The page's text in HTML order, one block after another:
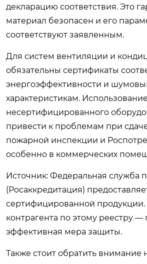
декларацию соответствия. Это
материал безопасен и его
соответствуют заявленным.
Для систем вентиляции и
обязательны сертификаты
энергоэффективности и
характеристикам. Использование
несертифицированного
привести к проблемам при
пожарной инспекции и
особенно в коммерческих
Источник: Федеральная служба
(Росаккредитация)
сертифицированной продукции.
контрагента по этому реестру —
эффективная мера защиты.
Также стоит обратить внимание